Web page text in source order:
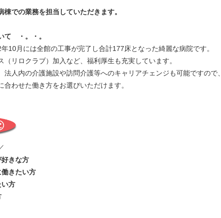
での業務を担当していただきます。
て ・。・。
10月には全館の工事が完了し合計177床となった綺麗な病院です。
（リロクラブ）加入など、福利厚生も充実しています。
法人内の介護施設や訪問介護等へのキャリアチェンジも可能ですので、
合わせた働き方をお選びいただけます。
きな方
きたい方
い方